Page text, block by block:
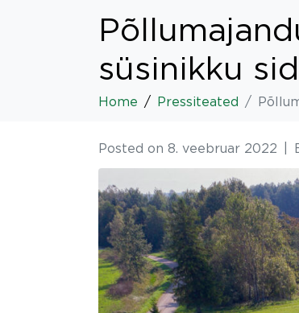
süsinikku
Home Pressiteated
Posted on 8. veebruar 2022